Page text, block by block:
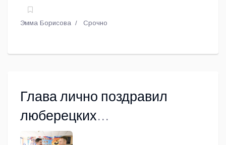
Эмма Борисова Срочно
Глава лично поздравил
люберецких
автоинспекторов с